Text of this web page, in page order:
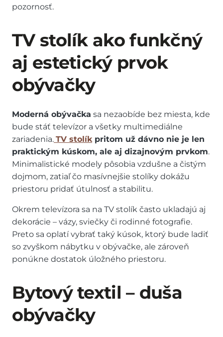
pozornosť.
TV stolík ako funkčný
aj estetický prvok
obývačky
Moderná obývačka sa nezaobíde bez miesta, kde
bude stáť televízor a všetky multimediálne
zariadenia. TV stolíkpritom už dávno nie je len
praktickým kúskom, ale aj dizajnovým prvkom.
Minimalistické modely pôsobia vzdušne a čistým
dojmom, zatiaľ čo masívnejšie stolíky dokážu
priestoru pridať útulnosť a stabilitu.
Okrem televízora sa na TV stolík často ukladajú aj
dekorácie – vázy, sviečky či rodinné fotografie.
Preto sa oplatí vybrať taký kúsok, ktorý bude ladiť
so zvyškom nábytku v obývačke, ale zároveň
ponúkne dostatok úložného priestoru.
Bytový textil – duša
obývačky